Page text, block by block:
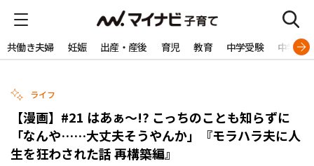
共働き夫婦 妊娠 出産・産後 育児 教育 中学受験 中学生
ライフ
【漫画】#21 はあぁ～!? こっちのことも知らずに
「なんや……大丈夫そうやんか」『モラハラ夫に人
生を狂わされた話 再構築編』